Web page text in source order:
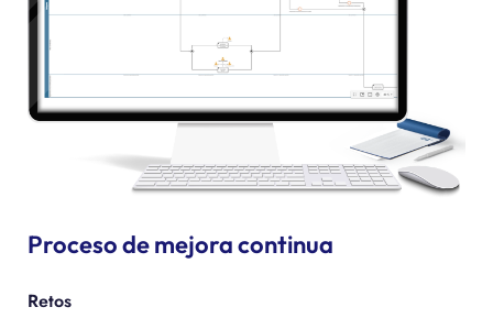
Proceso de mejora continua
Retos